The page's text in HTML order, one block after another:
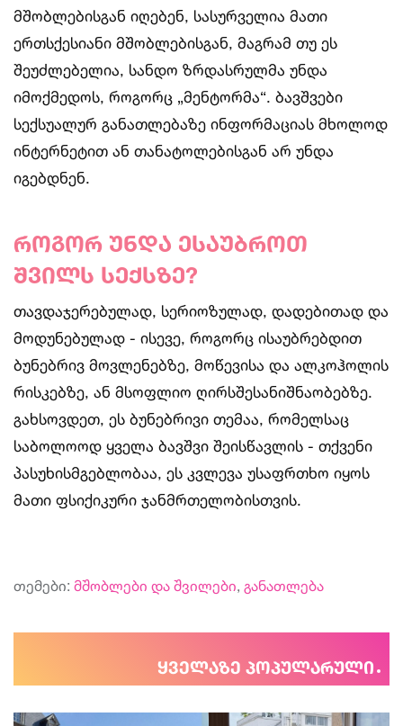
მშობლებისგან იღებენ, სასურველია მათი
ერთსქესიანი მშობლებისგან, მაგრამ თუ ეს
შეუძლებელია, სანდო ზრდასრულმა უნდა
იმოქმედოს, როგორც „მენტორმა“. ბავშვები
სექსუალურ განათლებაზე ინფორმაციას მხოლოდ
ინტერნეტით ან თანატოლებისგან არ უნდა
იგებდნენ.
როგორ უნდა ესაუბროთ
შვილს სექსზე?
თავდაჯერებულად, სერიოზულად, დადებითად და
მოდუნებულად - ისევე, როგორც ისაუბრებდით
ბუნებრივ მოვლენებზე, მოწევისა და ალკოჰოლის
რისკებზე, ან მსოფლიო ღირსშესანიშნაობებზე.
გახსოვდეთ, ეს ბუნებრივი თემაა, რომელსაც
საბოლოოდ ყველა ბავშვი შეისწავლის - თქვენი
პასუხისმგებლობაა, ეს კვლევა უსაფრთხო იყოს
მათი ფსიქიკური ჯანმრთელობისთვის.
თემები: მშობლები და შვილები, განათლება
ყველაზე პოპულარული